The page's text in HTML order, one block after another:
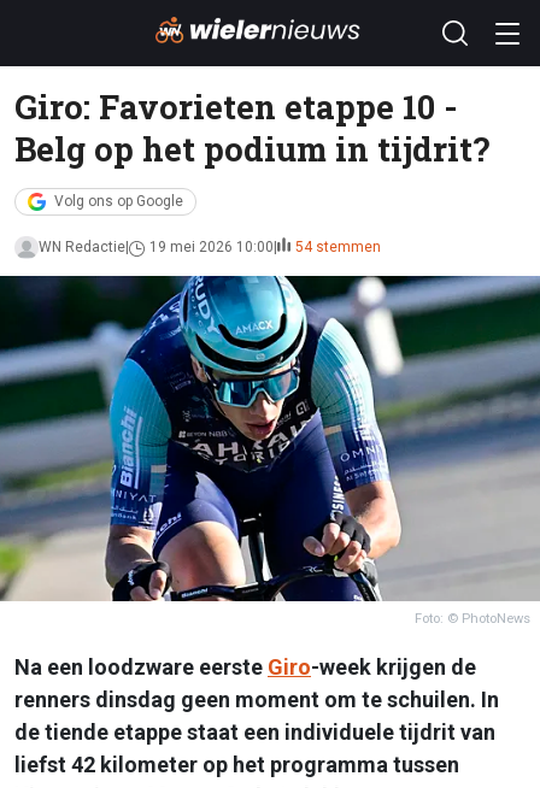
Giro: Favorieten etappe 10 -
Belg op het podium in tijdrit?
Volg ons op Google
WN Redactie 19 mei 2026 10:00 54 stemmen
Foto: © PhotoNews
Na een loodzware eerste Giro-week krijgen de
renners dinsdag geen moment om te schuilen. In
de tiende etappe staat een individuele tijdrit van
liefst 42 kilometer op het programma tussen